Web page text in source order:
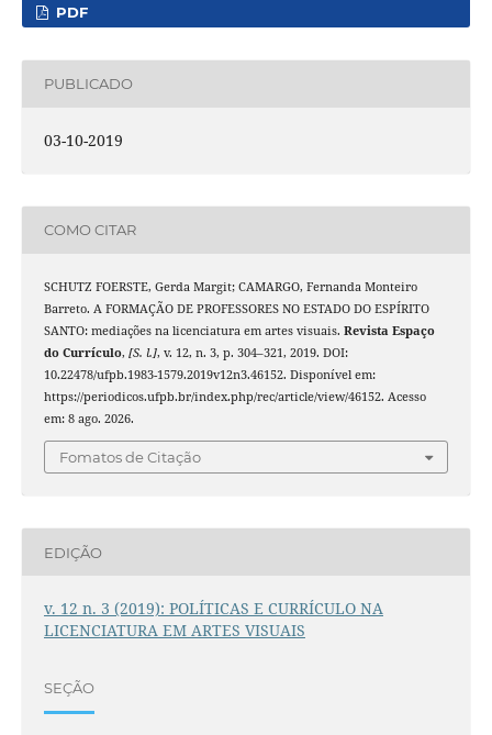
PDF
PUBLICADO
03-10-2019
COMO CITAR
SCHUTZ FOERSTE, Gerda Margit; CAMARGO, Fernanda Monteiro
Barreto. A FORMAÇÃO DE PROFESSORES NO ESTADO DO ESPÍRITO
SANTO: mediações na licenciatura em artes visuais. Revista Espaço
do Currículo, [S. l.], v. 12, n. 3, p. 304–321, 2019. DOI:
10.22478/ufpb.1983-1579.2019v12n3.46152. Disponível em:
https://periodicos.ufpb.br/index.php/rec/article/view/46152. Acesso
em: 8 ago. 2026.
Fomatos de Citação
EDIÇÃO
v. 12 n. 3 (2019): POLÍTICAS E CURRÍCULO NA
LICENCIATURA EM ARTES VISUAIS
SEÇÃO